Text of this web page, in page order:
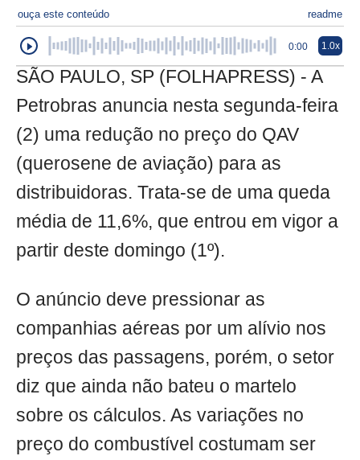
ouça este conteúdo readme
0:00 1.0x
SÃO PAULO, SP (FOLHAPRESS) - A
Petrobras anuncia nesta segunda-feira
(2) uma redução no preço do QAV
(querosene de aviação) para as
distribuidoras. Trata-se de uma queda
média de 11,6%, que entrou em vigor a
partir deste domingo (1º).
O anúncio deve pressionar as
companhias aéreas por um alívio nos
preços das passagens, porém, o setor
diz que ainda não bateu o martelo
sobre os cálculos. As variações no
preço do combustível costumam ser